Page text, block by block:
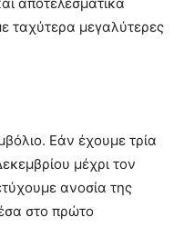
ταχύτερα μεγαλύτερες
Εάν έχουμε τρία
μέχρι τον
ανοσία της
στο πρώτο